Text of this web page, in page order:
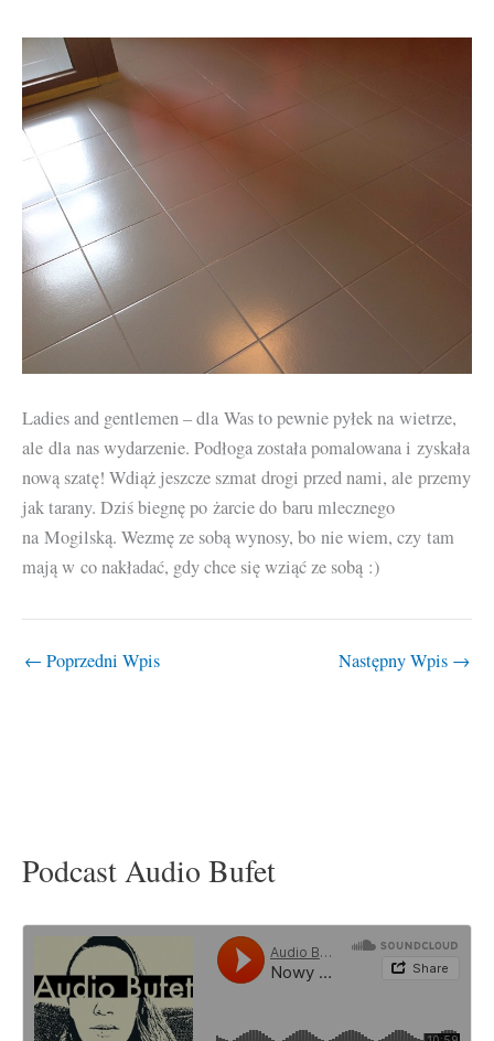
Ladies and gentlemen – dla Was to pewnie pyłek na wietrze,
ale dla nas wydarzenie. Podłoga została pomalowana i zyskała
nową szatę! Wdiąż jeszcze szmat drogi przed nami, ale przemy
jak tarany. Dziś biegnę po żarcie do baru mlecznego
na Mogilską. Wezmę ze sobą wynosy, bo nie wiem, czy tam
mają w co nakładać, gdy chce się wziąć ze sobą :)
← Poprzedni Wpis Następny Wpis →
Podcast Audio Bufet